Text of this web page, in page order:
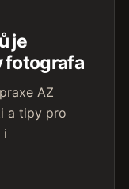
je
fotografa
AZ
a tipy pro
i